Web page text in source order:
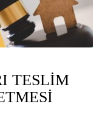
TESLIM